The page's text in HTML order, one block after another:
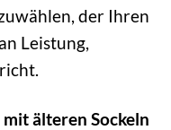
der Ihren
Leistung,
älteren Sockeln